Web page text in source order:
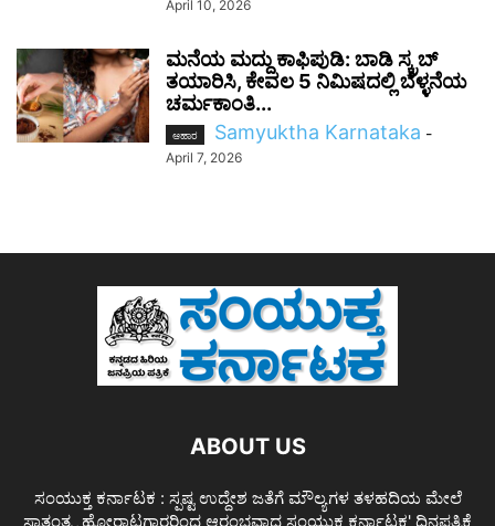
April 10, 2026
ಮನೆಯ ಮದ್ದು ಕಾಫಿಪುಡಿ: ಬಾಡಿ ಸ್ಕ್ರಬ್
ತಯಾರಿಸಿ, ಕೇವಲ 5 ನಿಮಿಷದಲ್ಲಿ ಬೆಳ್ಳನೆಯ
ಚರ್ಮಕಾಂತಿ...
ಆಹಾರ Samyuktha Karnataka -
April 7, 2026
ABOUT US
ಸಂಯುಕ್ತ ಕರ್ನಾಟಕ : ಸ್ಪಷ್ಟ ಉದ್ದೇಶ ಜತೆಗೆ ಮೌಲ್ಯಗಳ ತಳಹದಿಯ ಮೇಲೆ
ಸ್ವಾತಂತ್ರ್ಯ ಹೋರಾಟಗಾರರಿಂದ ಆರಂಭವಾದ ಸಂಯುಕ್ತ ಕರ್ನಾಟಕ' ದಿನಪತ್ರಿಕೆ